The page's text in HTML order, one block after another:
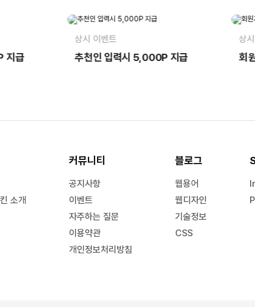
지급
상시 이벤트
추천인 입력시 5,000P 지급
상
회
소개
커뮤니티
공지사항
이벤트
자주하는 질문
이용약관
개인정보처리방침
블로그
웹용어
웹디자인
기술정보
CSS